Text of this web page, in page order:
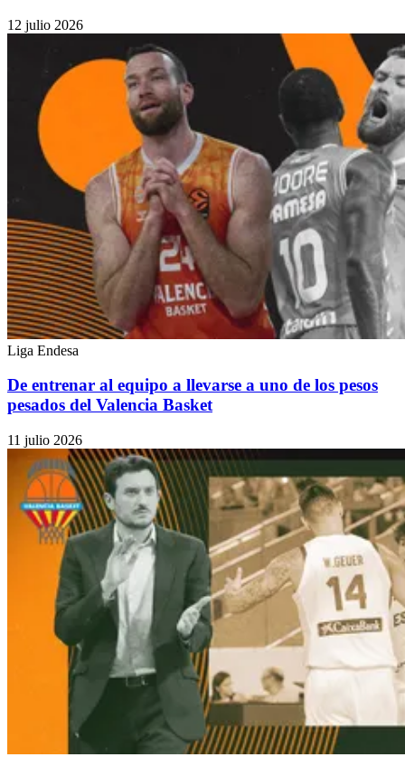
12 julio 2026
Liga Endesa
De entrenar al equipo a llevarse a uno de los pesos
pesados del Valencia Basket
11 julio 2026